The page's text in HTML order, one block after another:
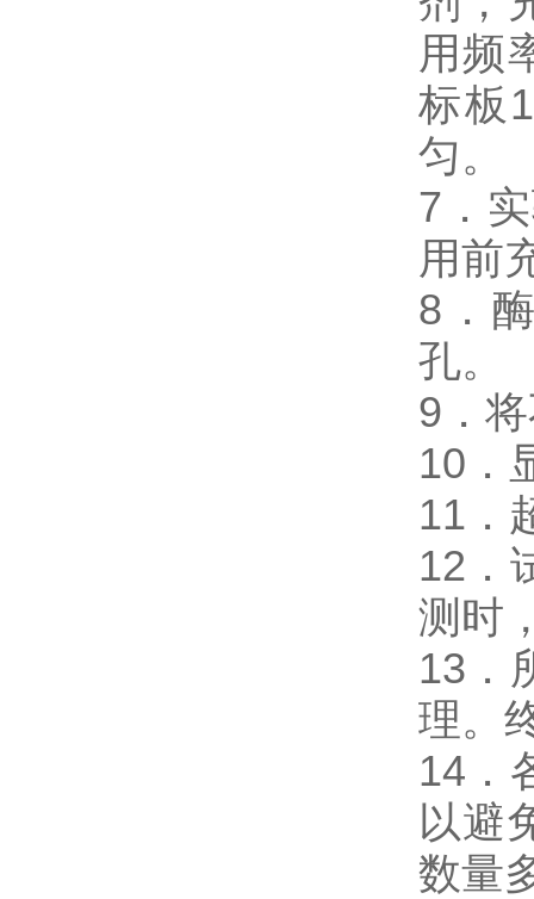
用频
标板
匀。
7．
用前
8．
孔。
9．
10．
11．
12．
测时
13．
理。
14．
以避
数量